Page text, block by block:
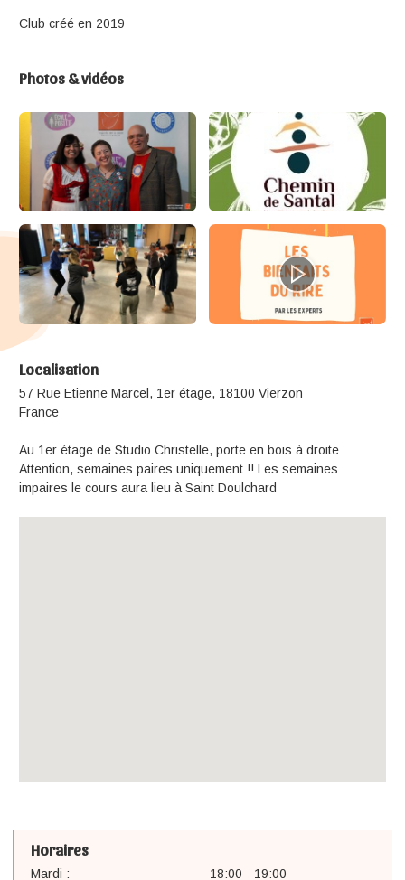
Club créé en 2019
Photos & vidéos
Localisation
57 Rue Etienne Marcel, 1er étage, 18100 Vierzon
France
Au 1er étage de Studio Christelle, porte en bois à droite
Attention, semaines paires uniquement !! Les semaines
impaires le cours aura lieu à Saint Doulchard
Horaires
Mardi : 18:00 - 19:00